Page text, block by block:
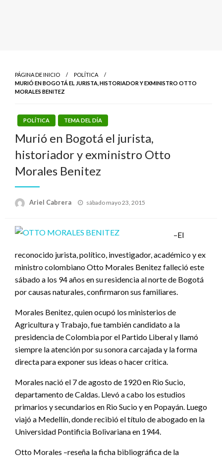
PÁGINA DE INICIO
POLÍTICA
MURIÓ EN BOGOTÁ EL JURISTA, HISTORIADOR Y EXMINISTRO OTTO
MORALES BENITEZ
POLÍTICA TEMA DEL DÍA
Murió en Bogotá el jurista,
historiador y exministro Otto
Morales Benitez
Ariel Cabrera
Publicado
sábado mayo 23, 2015
–El
reconocido jurista, político, investigador, académico y ex
ministro colombiano Otto Morales Benitez falleció este
sábado a los 94 años en su residencia al norte de Bogotá
por causas naturales, confirmaron sus familiares.
Morales Benitez, quien ocupó los ministerios de
Agricultura y Trabajo, fue también candidato a la
presidencia de Colombia por el Partido Liberal y llamó
siempre la atención por su sonora carcajada y la forma
directa para exponer sus ideas o hacer critica.
Morales nació el 7 de agosto de 1920 en Rio Sucio,
departamento de Caldas. Llevó a cabo los estudios
primarios y secundarios en Rio Sucio y en Popayán. Luego
viajó a Medellín, donde recibió el título de abogado en la
Universidad Pontificia Bolivariana en 1944.
Otto Morales –reseña la ficha bibliográfica de la